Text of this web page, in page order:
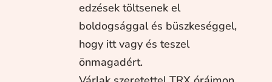
edzések töltsenek el
boldogsággal és büszkeséggel,
hogy itt vagy és teszel
önmagadért.